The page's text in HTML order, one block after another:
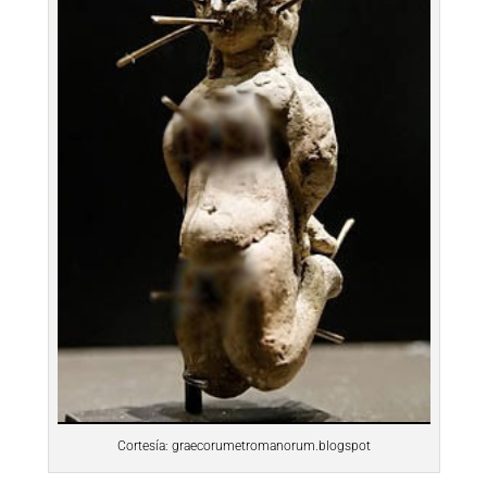
Cortesía: graecorumetromanorum.blogspot